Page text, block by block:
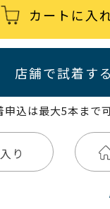
カートに入
店舗で試着する
込は最大5本まで可
り